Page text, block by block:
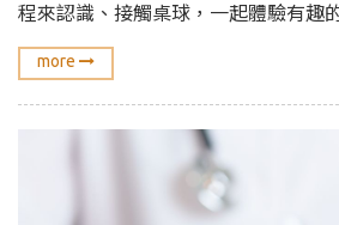
程來認識、接觸桌球，一起體驗有趣
more